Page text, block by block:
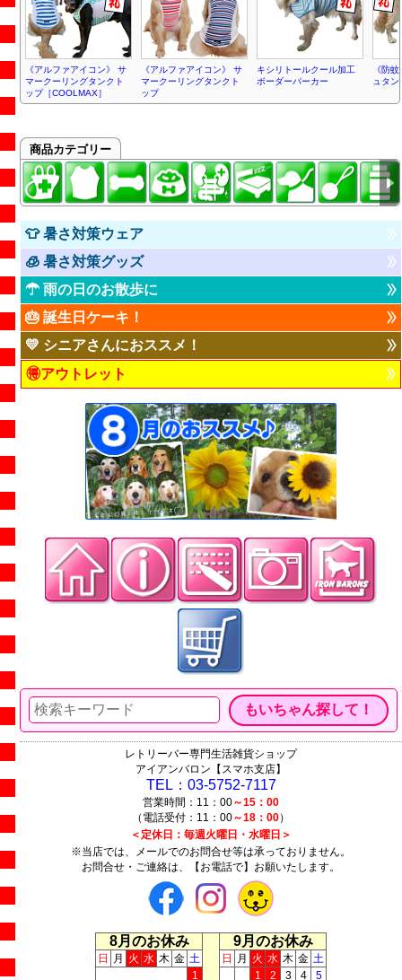
《アルファアイコン》 サ
マークーリングタンクト
ップ［COOLMAX］
《アルファアイコン》 サ
マークーリングタンクト
ップ
キシリトールクール加工
ボーダーパーカー
《防
ュタン
商品カテゴリー
👕 暑さ対策ウェア
🧊 暑さ対策グッズ
☂ 雨の日のお散歩に
🎂 誕生日ケーキ！
💛 シニアさんにおススメ！
🉐アウトレット
レトリーバー専門生活雑貨ショップ
アイアンバロン【スマホ支店】
TEL：03-5752-7117
営業時間：11：00～15：00
（電話受付：11：00～18：00）
＜定休日：毎週火曜日・水曜日＞
※当店では、メールでのお問合せ等は承っておりません。
お問合せ・ご連絡は、【お電話で】お願いたします。
8月のお休み 9月のお休み
日 月 火 水 木 金 土 日 月 火 水 木 金 土
1
1 2 3 4 5